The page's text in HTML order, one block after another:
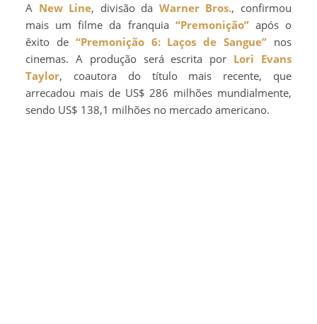
New Line, divisão da Warner Bros., confirmou
mais um filme da franquia “Premonição”após o
êxito de “Premonição 6: Laços de Sangue” nos
cinemas. A produção será escrita por Lori Evans
Taylor, coautora do título mais recente, que
arrecadou mais de US$ 286 milhões mundialmente,
sendo US$ 138,1 milhões no mercado americano.